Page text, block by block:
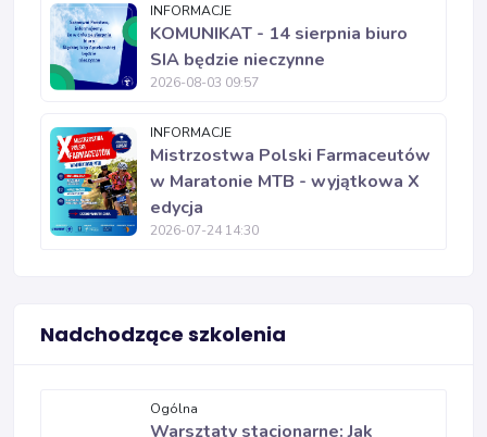
INFORMACJE
KOMUNIKAT - 14 sierpnia biuro
SIA będzie nieczynne
2026-08-03 09:57
INFORMACJE
Mistrzostwa Polski Farmaceutów
w Maratonie MTB - wyjątkowa X
edycja
2026-07-24 14:30
Nadchodzące szkolenia
Ogólna
Warsztaty stacjonarne: Jak